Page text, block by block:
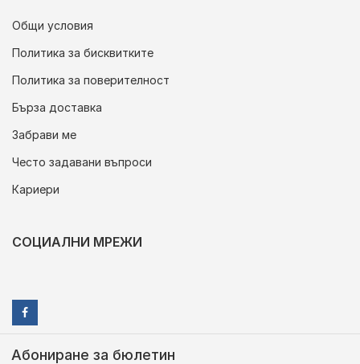
Общи условия
Политика за бисквитките
Политика за поверителност
Бърза доставка
Забрави ме
Често задавани въпроси
Кариери
СОЦИАЛНИ МРЕЖИ
Абониране за бюлетин